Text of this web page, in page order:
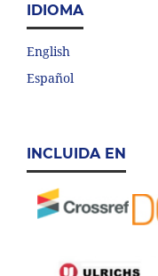
IDIOMA
English
Español
INCLUIDA EN